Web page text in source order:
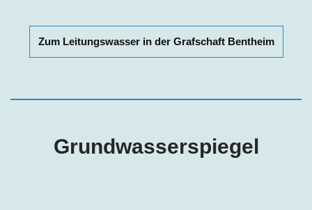
Zum Leitungswasser in der Grafschaft Bentheim
Grundwasserspiegel